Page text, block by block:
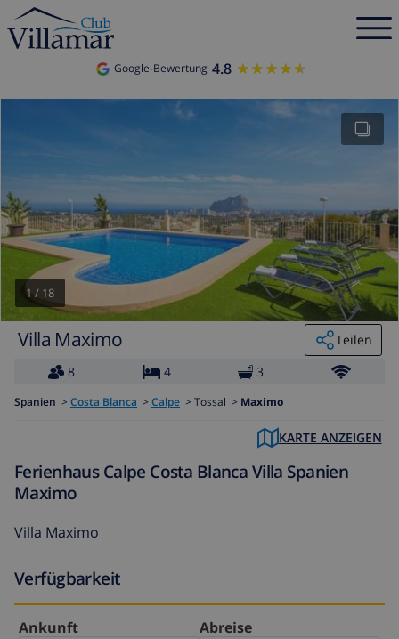
Google-Bewertung 4.8 ★★★★★
★★★★★
1 / 18
Villa Maximo
Teilen
8
4 3
Spanien > Costa Blanca > Calpe > Tossal > Maximo
KARTE ANZEIGEN
Ferienhaus Calpe Costa Blanca Villa Spanien
Maximo
Villa Maximo
Verfügbarkeit
Ankunft Abreise